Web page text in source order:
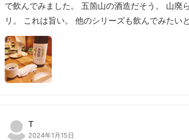
で飲んでみました。 五箇山の酒造だそう。 山廃
リ。 これは旨い。 他のシリーズも飲んでみたい
T
2024年1月15日